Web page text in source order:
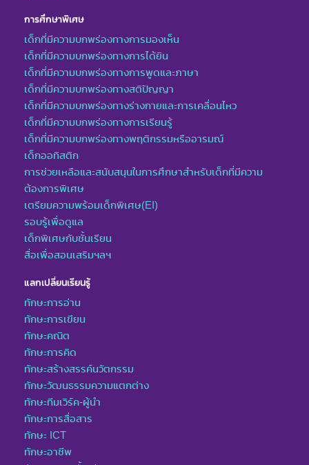
การศึกษาพิเศษ
เด็กที่มีความบกพร่องทางการมองเห็น
เด็กที่มีความบกพร่องทางการได้ยิน
เด็กที่มีความบกพร่องทางการพูดและภาษา
เด็กที่มีความบกพร่องทางสติปัญญา
เด็กที่มีความบกพร่องทางร่างกายและการเคลื่อนไหว
เด็กที่มีความบกพร่องทางการเรียนรู้
เด็กที่มีความบกพร่องทางพฤติกรรมหรืออารมณ์
เด็กออทิสติก
การช่วยเหลือและสนับสนุนในการศึกษาสำหรับเด็กที่มีความ
ต้องการพิเศษ
เตรียมความพร้อมเด็กพิเศษ(EI)
รอบรู้เพื่อดูแล
เด็กพิเศษกับชั้นเรียน
สื่อเพื่อสอนเสริมฯลฯ
แลกเปลี่ยนเรียนรู้
ทักษะการอ่าน
ทักษะการเขียน
ทักษะคณิต
ทักษะการคิด
ทักษะสร้างสรรค์นวัตกรรม
ทักษะวัฒนธรรมความแตกต่าง
ทักษะทีมเวิร์ค-ผู้นำ
ทักษะการสื่อสาร
ทักษะ ICT
ทักษะอาชีพ